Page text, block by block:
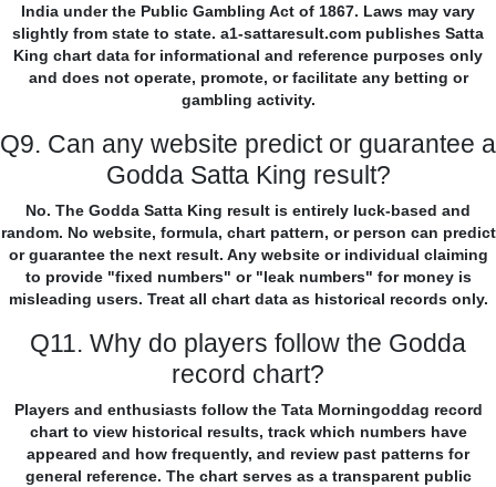
India under the Public Gambling Act of 1867. Laws may vary
slightly from state to state. a1-sattaresult.com publishes Satta
King chart data for informational and reference purposes only
and does not operate, promote, or facilitate any betting or
gambling activity.
Q9. Can any website predict or guarantee a
Godda Satta King result?
No. The Godda Satta King result is entirely luck-based and
random. No website, formula, chart pattern, or person can predict
or guarantee the next result. Any website or individual claiming
to provide "fixed numbers" or "leak numbers" for money is
misleading users. Treat all chart data as historical records only.
Q11. Why do players follow the Godda
record chart?
Players and enthusiasts follow the Tata Morningoddag record
chart to view historical results, track which numbers have
appeared and how frequently, and review past patterns for
general reference. The chart serves as a transparent public